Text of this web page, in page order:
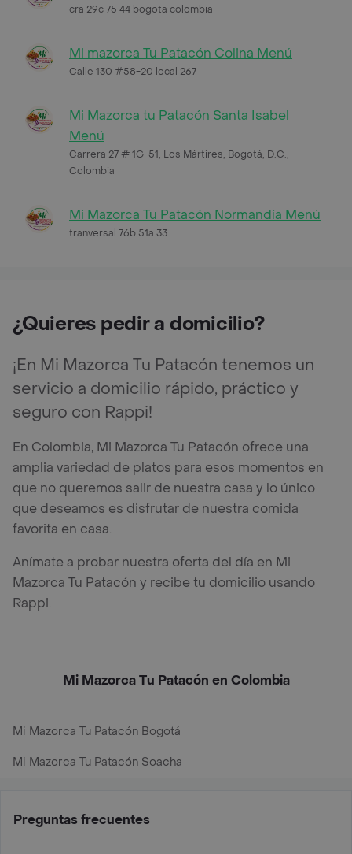
cra 29c 75 44 bogota colombia
Mi mazorca Tu Patacón Colina Menú
Calle 130 #58-20 local 267
Mi Mazorca tu Patacón Santa Isabel
Menú
Carrera 27 # 1G-51, Los Mártires, Bogotá, D.C.,
Colombia
Mi Mazorca Tu Patacón Normandía Menú
tranversal 76b 51a 33
¿Quieres pedir a domicilio?
¡En Mi Mazorca Tu Patacón tenemos un
servicio a domicilio rápido, práctico y
seguro con Rappi!
En Colombia, Mi Mazorca Tu Patacón ofrece una
amplia variedad de platos para esos momentos en
que no queremos salir de nuestra casa y lo único
que deseamos es disfrutar de nuestra comida
favorita en casa.
Anímate a probar nuestra oferta del día en Mi
Mazorca Tu Patacón y recibe tu domicilio usando
Rappi.
Mi Mazorca Tu Patacón en Colombia
Mi Mazorca Tu Patacón Bogotá
Mi Mazorca Tu Patacón Soacha
Preguntas frecuentes